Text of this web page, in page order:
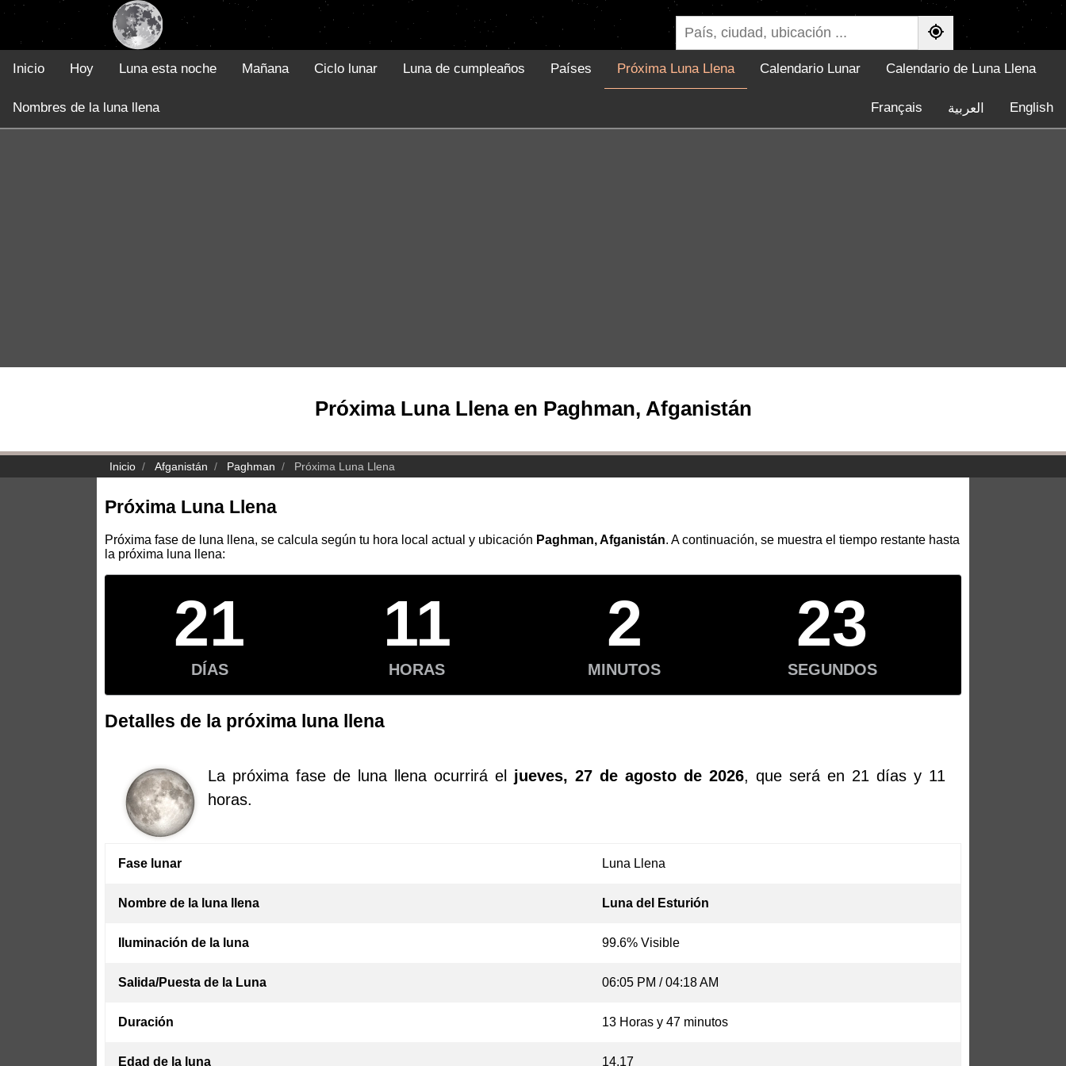
Inicio Hoy Luna esta noche Mañana Ciclo lunar Luna de cumpleaños Países Próxima Luna Llena Calendario Lunar Calendario de Luna Llena
Nombres de la luna llena English العربية Français
Próxima Luna Llena en Paghman, Afganistán
Inicio Afganistán Paghman Próxima Luna Llena
Próxima Luna Llena
Próxima fase de luna llena, se calcula según tu hora local actual y ubicación Paghman, Afganistán. A continuación, se muestra el tiempo restante hasta
la próxima luna llena:
21
DÍAS
11
HORAS
2
MINUTOS
23
SEGUNDOS
Detalles de la próxima luna llena
La próxima fase de luna llena ocurrirá el jueves, 27 de agosto de 2026, que será en 21 días y 11
horas.
Fase lunar Luna Llena
Nombre de la luna llena Luna del Esturión
Iluminación de la luna 99.6% Visible
Salida/Puesta de la Luna 06:05 PM / 04:18 AM
Duración 13 Horas y 47 minutos
Edad de la luna 14.17